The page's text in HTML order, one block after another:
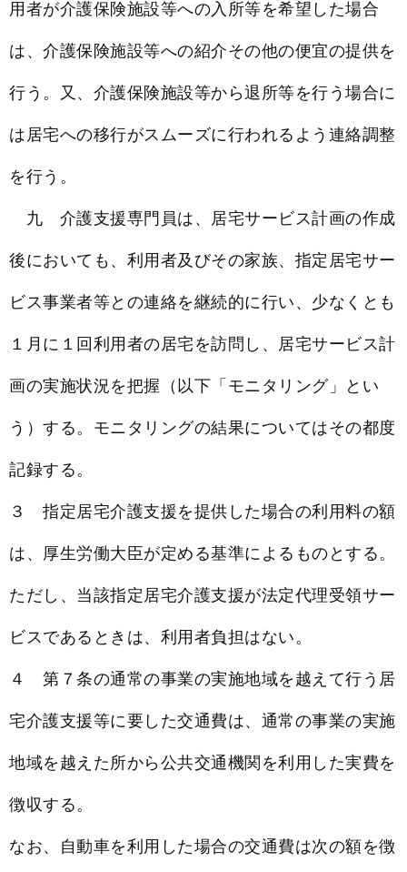
用者が介護保険施設等への入所等を希望した場合
は、介護保険施設等への紹介その他の便宜の提供を
行う。又、介護保険施設等から退所等を行う場合に
は居宅への移行がスムーズに行われるよう連絡調整
を行う。
九 介護支援専門員は、居宅サービス計画の作成
後においても、利用者及びその家族、指定居宅サー
ビス事業者等との連絡を継続的に行い、少なくとも
１月に１回利用者の居宅を訪問し、居宅サービス計
画の実施状況を把握（以下「モニタリング」とい
う）する。モニタリングの結果についてはその都度
記録する。
３ 指定居宅介護支援を提供した場合の利用料の額
は、厚生労働大臣が定める基準によるものとする。
ただし、当該指定居宅介護支援が法定代理受領サー
ビスであるときは、利用者負担はない。
４ 第７条の通常の事業の実施地域を越えて行う居
宅介護支援等に要した交通費は、通常の事業の実施
地域を越えた所から公共交通機関を利用した実費を
徴収する。
なお、自動車を利用した場合の交通費は次の額を徴